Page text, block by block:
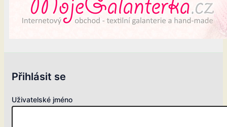
Přihlásit se
Uživatelské jméno